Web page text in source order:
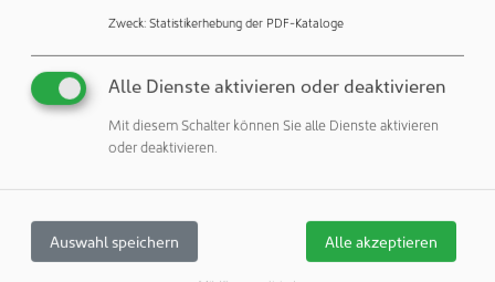
Sedimentationsplatten für mehr Prozesssicherheit und
Rückverfolgbarkeit. Sie werden automatisch gescannt und
die Daten direkt an das Laborinformations- und
Managementsystem (LIMS) übertragen.
Höhere Produktivität, weniger manuelle Intervention
Erhöhung der Prozesssicherheit durch automatische
Handhabung sowie die Eliminierung von Fehlerquellen
Zweck: Statistikerhebung der PDF-Kataloge
Alle Dienste aktivieren oder deaktivieren
Mit diesem Schalter können Sie alle Dienste aktivieren
oder deaktivieren.
Auswahl speichern Alle akzeptieren